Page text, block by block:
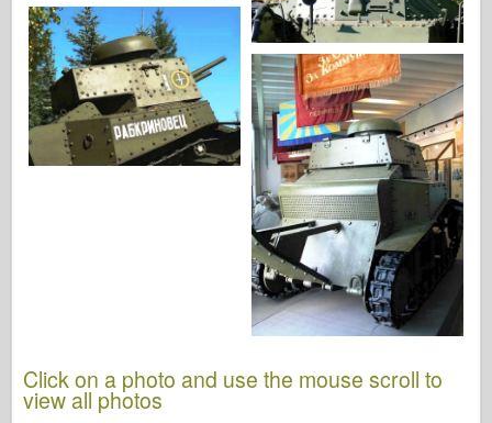
Click on a photo and use the mouse scroll to
view all photos